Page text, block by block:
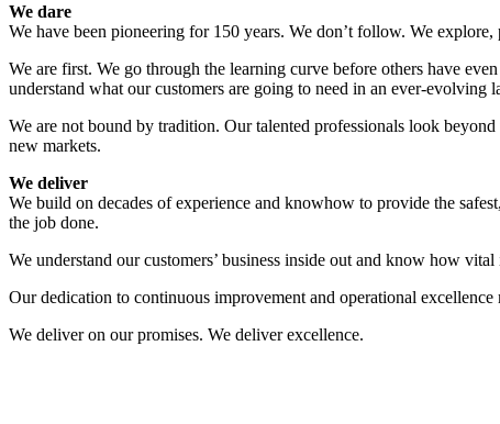
We dare
We have been pioneering for 150 years. We don’t follow. We
We are first. We go through the learning curve before others have
understand what our customers are going to need in an ever-evolving
We are not bound by tradition. Our talented professionals look
new markets.
We deliver
We build on decades of experience and knowhow to provide the
the job done.
We understand our customers’ business inside out and know how
Our dedication to continuous improvement and operational
We deliver on our promises. We deliver excellence.